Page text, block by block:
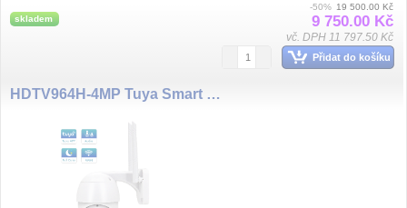
skladem
-50% 19 500.00 Kč
9 750.00 Kč
vč. DPH 11 797.50 Kč
Přidat do košíku
HDTV964H-4MP Tuya Smart PT Camera 4MP WiFi